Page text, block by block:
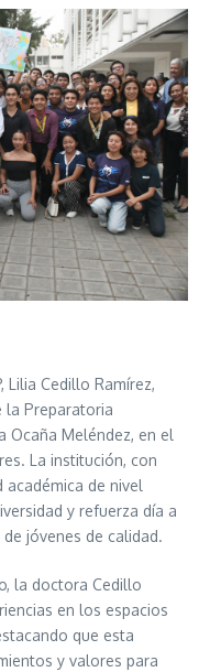
Lilia Cedillo Ramírez,
la Preparatoria
Ocaña Meléndez, en el
La institución, con
de nivel
y refuerza día a
jóvenes de calidad.
la doctora Cedillo
en los espacios
que esta
y valores para